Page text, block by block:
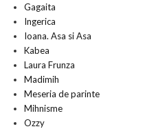
Gagaita
Ingerica
Ioana. Asa si Asa
Kabea
Laura Frunza
Madimih
Meseria de parinte
Mihnisme
Ozzy